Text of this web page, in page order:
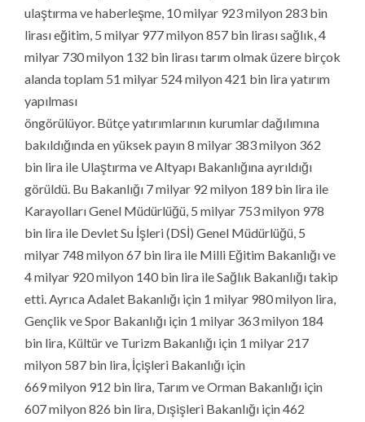
ulaştırma ve haberleşme, 10 milyar 923 milyon 283 bin
lirası eğitim, 5 milyar 977 milyon 857 bin lirası sağlık, 4
milyar 730 milyon 132 bin lirası tarım olmak üzere birçok
alanda toplam 51 milyar 524 milyon 421 bin lira yatırım
yapılması
öngörülüyor. Bütçe yatırımlarının kurumlar dağılımına
bakıldığında en yüksek payın 8 milyar 383 milyon 362
bin lira ile Ulaştırma ve Altyapı Bakanlığına ayrıldığı
görüldü. Bu Bakanlığı 7 milyar 92 milyon 189 bin lira ile
Karayolları Genel Müdürlüğü, 5 milyar 753 milyon 978
bin lira ile Devlet Su İşleri (DSİ) Genel Müdürlüğü, 5
milyar 748 milyon 67 bin lira ile Milli Eğitim Bakanlığı ve
4 milyar 920 milyon 140 bin lira ile Sağlık Bakanlığı takip
etti. Ayrıca Adalet Bakanlığı için 1 milyar 980 milyon lira,
Gençlik ve Spor Bakanlığı için 1 milyar 363 milyon 184
bin lira, Kültür ve Turizm Bakanlığı için 1 milyar 217
milyon 587 bin lira, İçişleri Bakanlığı için
669 milyon 912 bin lira, Tarım ve Orman Bakanlığı için
607 milyon 826 bin lira, Dışişleri Bakanlığı için 462